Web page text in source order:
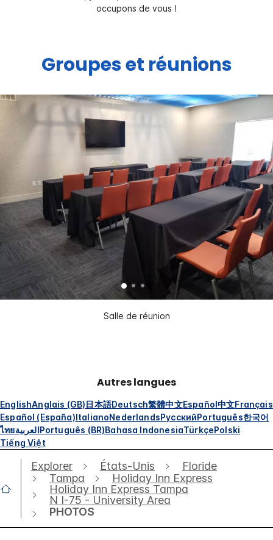
occupons de vous !
Groupes et réunions
Salle de réunion
Autres langues
EnglishAnglais (GB)日本語Deutsch繁體中文Español中文Français
Español (España)ItalianoNederlandsРусскийPortuguês한국어
ไทยالعربيةPortuguês (BR)Bahasa IndonesiaTürkçePolski
Tiếng Việt
Explorer États-Unis
Floride
Tampa
Holiday Inn Express
Holiday Inn Express Tampa
N I-75 - University Area
PHOTOS